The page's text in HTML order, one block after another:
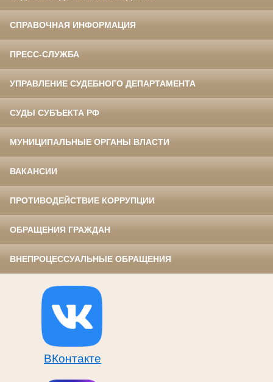
СПРАВОЧНАЯ ИНФОРМАЦИЯ
ПРЕСС-СЛУЖБА
УПРАВЛЕНИЕ СУДЕБНОГО ДЕПАРТАМЕНТА
СУДЫ СУБЪЕКТА РФ
МУНИЦИПАЛЬНЫЕ ОРГАНЫ ВЛАСТИ
ВАКАНСИИ
ПРОТИВОДЕЙСТВИЕ КОРРУПЦИИ
ОБРАЩЕНИЯ ГРАЖДАН
ВНЕПРОЦЕССУАЛЬНЫЕ ОБРАЩЕНИЯ
ВКонтакте